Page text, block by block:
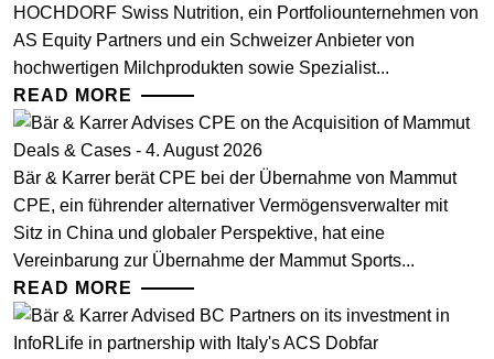
HOCHDORF Swiss Nutrition, ein Portfoliounternehmen von
AS Equity Partners und ein Schweizer Anbieter von
hochwertigen Milchprodukten sowie Spezialist...
READ MORE
Deals & Cases - 4. August 2026
Bär & Karrer berät CPE bei der Übernahme von Mammut
CPE, ein führender alternativer Vermögensverwalter mit
Sitz in China und globaler Perspektive, hat eine
Vereinbarung zur Übernahme der Mammut Sports...
READ MORE